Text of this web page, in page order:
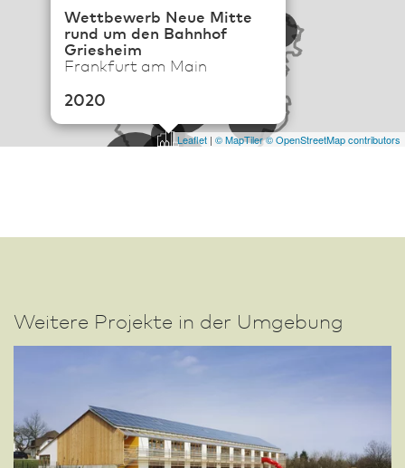
113
Wettbewerb Neue Mitte
rund um den Bahnhof
Griesheim
Frankfurt am Main
2020
Leaflet | © MapTiler© OpenStreetMap contributors
Weitere Projekte in der Umgebung